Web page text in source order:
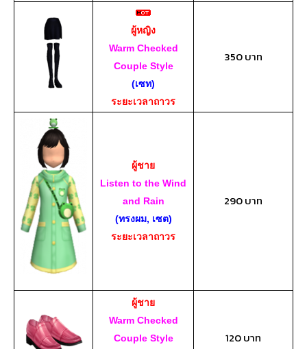
ผู้หญิง
Warm Checked
Couple Style
(เซท)
ระยะเวลาถาวร
350 บาท
ผู้ชาย
Listen to the Wind
and Rain
(ทรงผม, เซต)
ระยะเวลาถาวร
290 บาท
ผู้ชาย
Warm Checked
Couple Style
120 บาท